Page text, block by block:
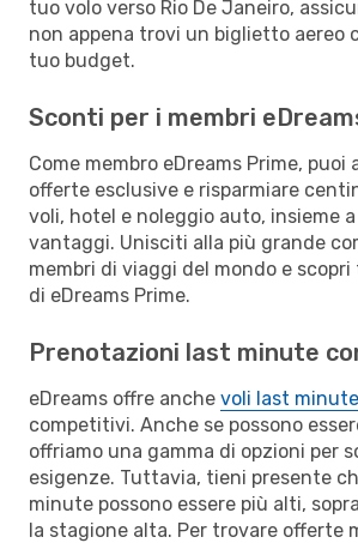
tuo volo verso Rio De Janeiro,
non appena trovi un biglietto aereo
tuo budget.
Sconti per i membri
Come membro eDreams Prime, puoi
offerte esclusive e risparmiare
voli, hotel e noleggio auto, insieme
vantaggi. Unisciti alla più grande
membri di viaggi del mondo e
di eDreams Prime.
Prenotazioni last minute
eDreams offre anche voli last minute
competitivi. Anche se possono
offriamo una gamma di opzioni per
esigenze. Tuttavia, tieni presente
minute possono essere più alti,
la stagione alta. Per trovare offerte